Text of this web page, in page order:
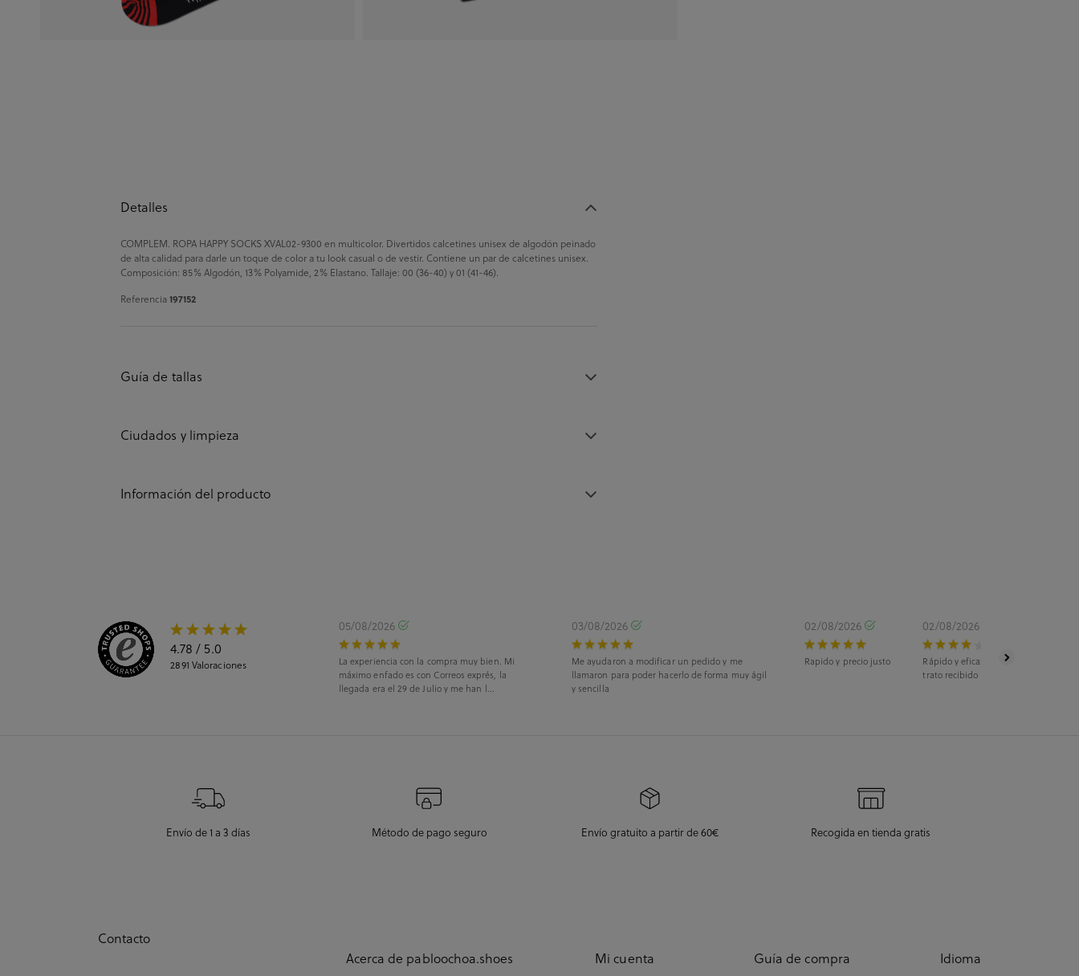
Detalles
COMPLEM. ROPA HAPPY SOCKS XVAL02-9300 en multicolor. Divertidos calcetines unisex de algodón peinado
de alta calidad para darle un toque de color a tu look casual o de vestir. Contiene un par de calcetines unisex.
Composición: 85% Algodón, 13% Polyamide, 2% Elastano. Tallaje: 00 (36-40) y 01 (41-46).
Referencia197152
Guía de tallas
Ciudados y limpieza
Información del producto
4.78 / 5.0
2891 Valoraciones
05/08/2026
La experiencia con la compra muy bien. Mi
máximo enfado es con Correos exprés, la
llegada era el 29 de Julio y me han l...
03/08/2026
Me ayudaron a modificar un pedido y me
llamaron para poder hacerlo de forma muy ágil
y sencilla
02/08/2026
Rapido y precio justo
02/08/2026
Rápido y eficaz. La recogida fue en
trato recibido fue estupendo.
Envío de 1 a 3 días Método de pago seguro Envío gratuito a partir de 60€ Recogida en tienda gratis
Contacto
Acerca de pabloochoa.shoes
Mi cuenta Guía de compra Idioma